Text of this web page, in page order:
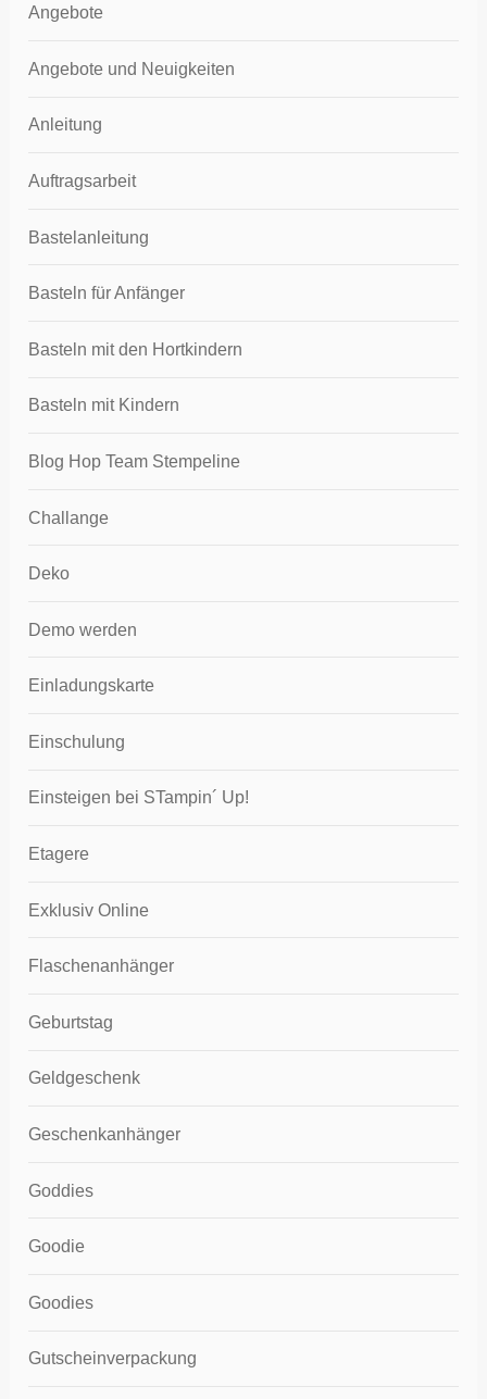
Angebote
Angebote und Neuigkeiten
Anleitung
Auftragsarbeit
Bastelanleitung
Basteln für Anfänger
Basteln mit den Hortkindern
Basteln mit Kindern
Blog Hop Team Stempeline
Challange
Deko
Demo werden
Einladungskarte
Einschulung
Einsteigen bei STampin´ Up!
Etagere
Exklusiv Online
Flaschenanhänger
Geburtstag
Geldgeschenk
Geschenkanhänger
Goddies
Goodie
Goodies
Gutscheinverpackung